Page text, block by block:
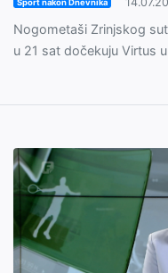
Nogometaši Zrinjskog
u 21 sat dočekuju Virtus